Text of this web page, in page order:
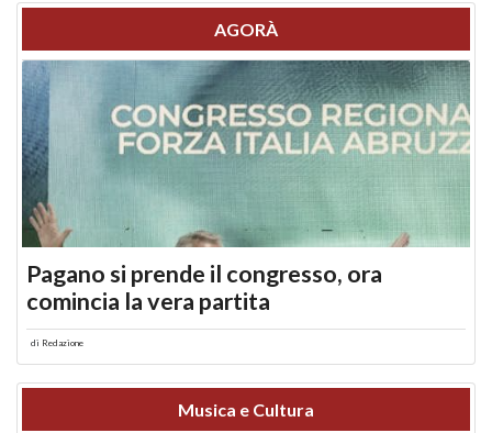
AGORÀ
Pagano si prende il congresso, ora
comincia la vera partita
di Redazione
Musica e Cultura